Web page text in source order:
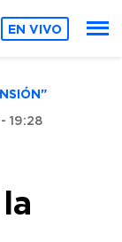
EN VIVO
19:28